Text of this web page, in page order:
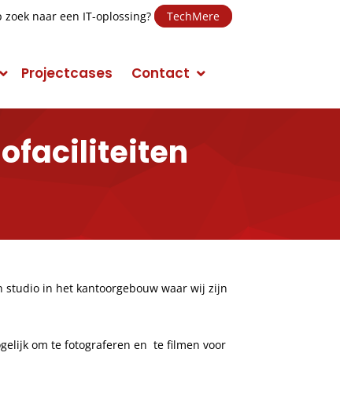
zoek naar een IT-oplossing? TechMere
E-mail Marketing
Display Advertising
Projectcases Contact
studio in het kantoorgebouw waar wij zijn
om te fotograferen en te filmen voor